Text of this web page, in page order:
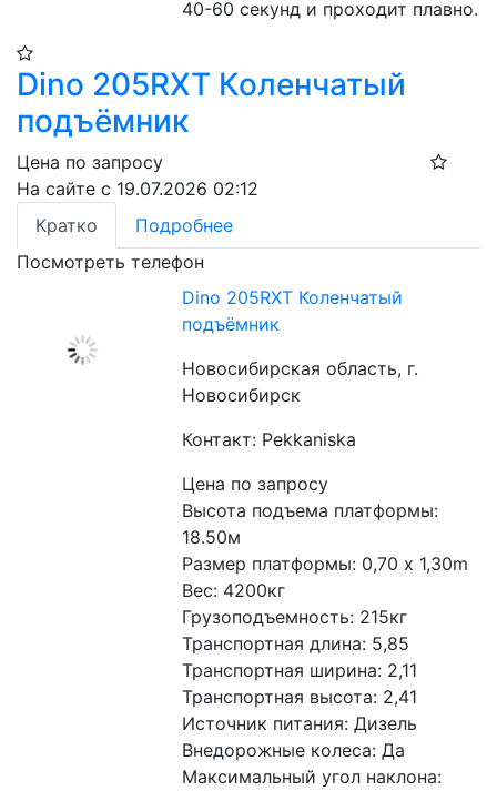
40-60 секунд и проходит плавно.
Dino 205RXT Коленчатый
подъёмник
Цена по запросу
На сайте с 19.07.2026 02:12
Кратко
Подробнее
Посмотреть телефон
Dino 205RXT Коленчатый
подъёмник
Новосибирская область, г.
Новосибирск
Контакт: Pekkaniska
Цена по запросу
Высота подъема платформы:
18.50м
Размер платформы: 0,70 x 1,30m
Вес: 4200кг
Грузоподъемность: 215кг
Транспортная длина: 5,85
Транспортная ширина: 2,11
Транспортная высота: 2,41
Источник питания: Дизель
Внедорожные колеса: Да
Максимальный угол наклона: